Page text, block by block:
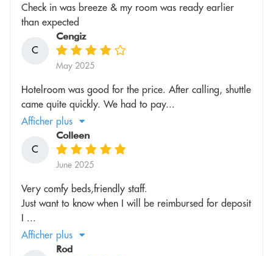
Check in was breeze & my room was ready earlier
than expected
C
Cengiz
May 2025
Hotelroom was good for the price. After calling, shuttle
came quite quickly. We had to pay...
Afficher plus
C
Colleen
June 2025
Very comfy beds,friendly staff.
Just want to know when I will be reimbursed for deposit
I ...
Afficher plus
Rod